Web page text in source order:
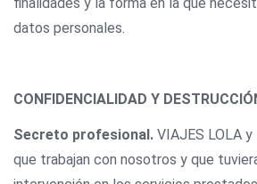
datos personales.
CONFIDENCIALIDAD Y
Secreto profesional. VIAJES LOLA
que trabajan con nosotros y que